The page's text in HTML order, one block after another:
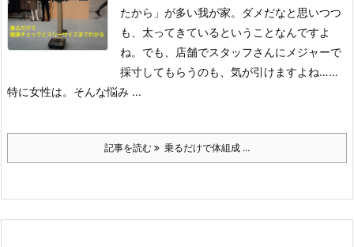
たから」が多い我が家。ダメだなと思いつつ
も、太ってきているということなんですよ
ね。でも、店舗でスタッフさんにメジャーで
採寸してもらうのも、気が引けますよね……
特に女性は。 そんな悩み ...
記事を読む 乗るだけで体組成 ...